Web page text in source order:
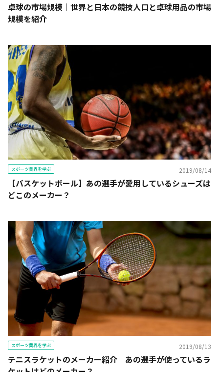
卓球の市場規模｜世界と日本の競技人口と卓球用品の市場
規模を紹介
スポーツ業界を学ぶ 2019/08/14
【バスケットボール】あの選手が愛用しているシューズは
どこのメーカー？
スポーツ業界を学ぶ 2019/08/13
テニスラケットのメーカー紹介 あの選手が使っているラ